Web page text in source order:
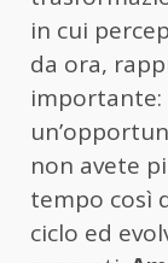
in cui
da ora,
importante:
non avete
tempo così
ciclo ed